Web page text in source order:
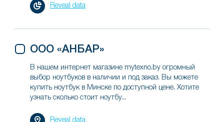
Reveal data
ООО «АНБАР»
В нашем интернет магазине mytexno.by огромный
выбор ноутбуков в наличии и под заказ. Вы можете
купить ноутбук в Минске по доступной цене. Хотите
узнать сколько стоит ноутбу...
Reveal data